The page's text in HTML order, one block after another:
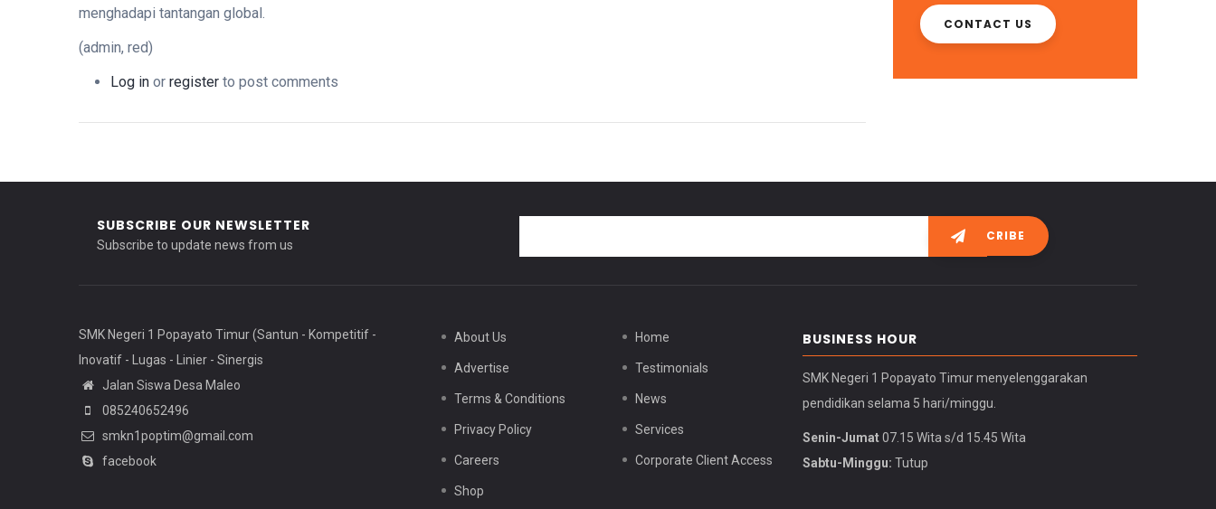
menghadapi tantangan global.
(admin, red)
Log in or register to post comments
CONTACT US
SUBSCRIBE OUR NEWSLETTER
Subscribe to update news from us
SMK Negeri 1 Popayato Timur (Santun - Kompetitif -
Inovatif - Lugas - Linier - Sinergis
Jalan Siswa Desa Maleo
085240652496
smkn1poptim@gmail.com
facebook
About Us
Advertise
Terms & Conditions
Privacy Policy
Careers
Shop
Home
Testimonials
News
Services
Corporate Client Access
BUSINESS HOUR
SMK Negeri 1 Popayato Timur menyelenggarakan
pendidikan selama 5 hari/minggu.
Senin-Jumat07.15 Wita s/d 15.45 Wita
Sabtu-Minggu: Tutup